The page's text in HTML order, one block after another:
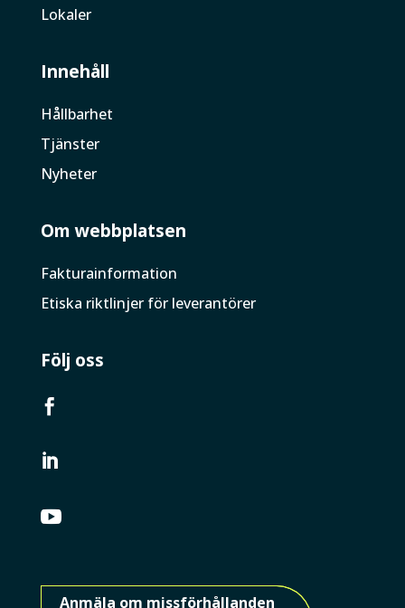
Lokaler
Innehåll
Hållbarhet
Tjänster
Nyheter
Om webbplatsen
Faktura­information
Etiska riktlinjer för leverantörer
Följ oss



Anmäla om missförhållanden